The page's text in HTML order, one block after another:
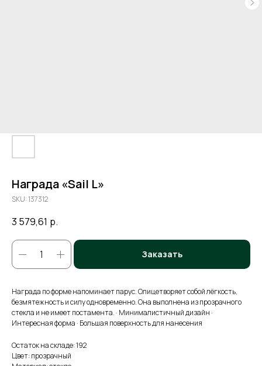
Награда «Sail L»
SKU:137312
3 579,61 р.
Заказать
Награда по форме напоминает парус. Олицетворяет собой лёгкость,
безмятежность и силу одновременно. Она выполнена из прозрачного
стекла и не имеет постамента. · Минималистичный дизайн ·
Интересная форма · Большая поверхность для нанесения
Остаток на складе: 192
Цвет: прозрачный